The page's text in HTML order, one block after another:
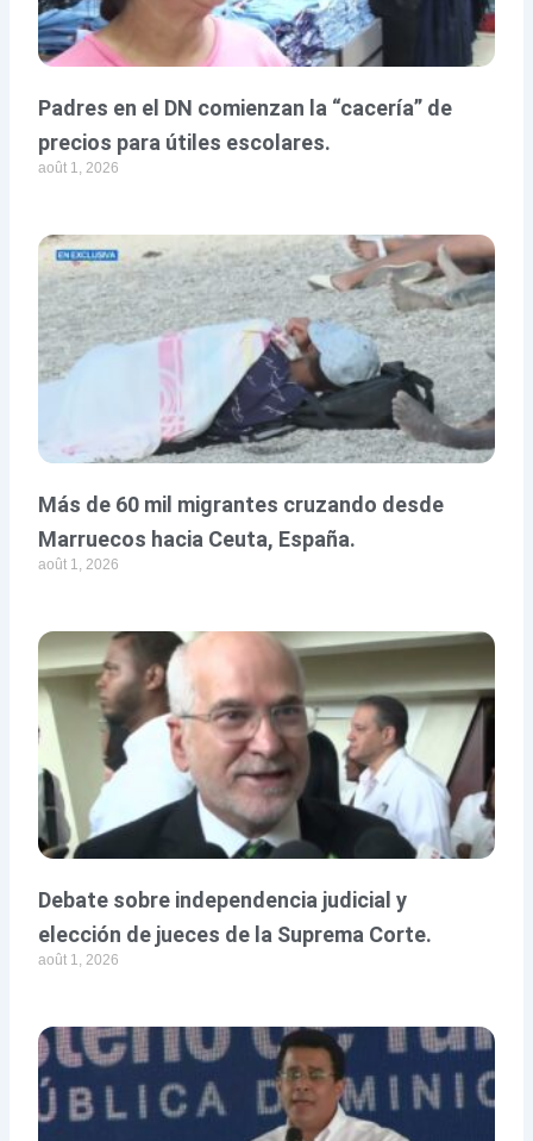
Padres en el DN comienzan la “cacería” de
precios para útiles escolares.
août 1, 2026
Más de 60 mil migrantes cruzando desde
Marruecos hacia Ceuta, España.
août 1, 2026
Debate sobre independencia judicial y
elección de jueces de la Suprema Corte.
août 1, 2026